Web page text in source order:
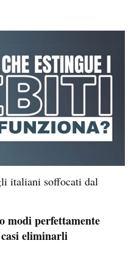
italiani soffocati dal
modi perfettamente
eliminarli